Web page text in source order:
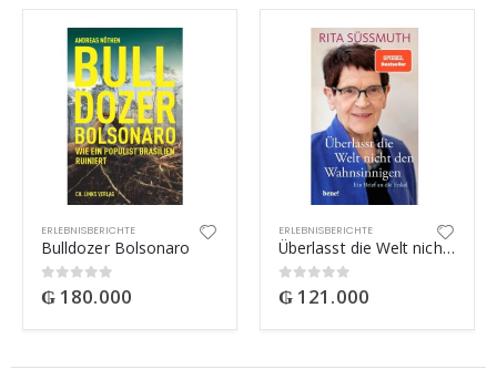
ERLEBNISBERICHTE
Bulldozer Bolsonaro
0out of 5
₲ 180.000
ERLEBNISBERICHTE
Überlasst die Welt nicht den Wahnsinnigen
0out of 5
₲ 121.000